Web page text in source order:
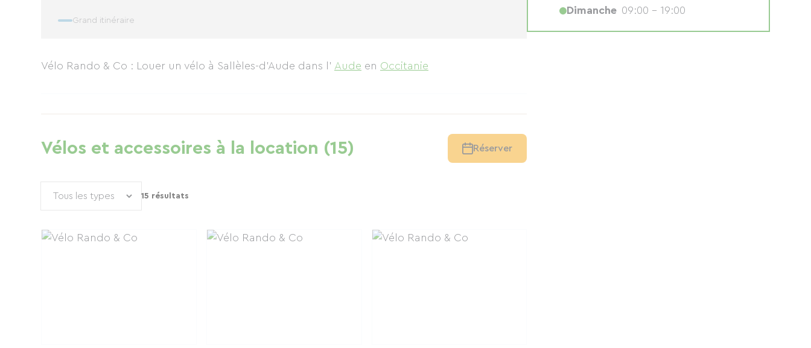
Grand itinéraire
Vélo Rando & Co : Louer un vélo à Sallèles-d'Aude dans l' Aude en Occitanie
Vélos et accessoires à la location (15) Réserver
15 résultats
Dimanche 09:00 - 19:00